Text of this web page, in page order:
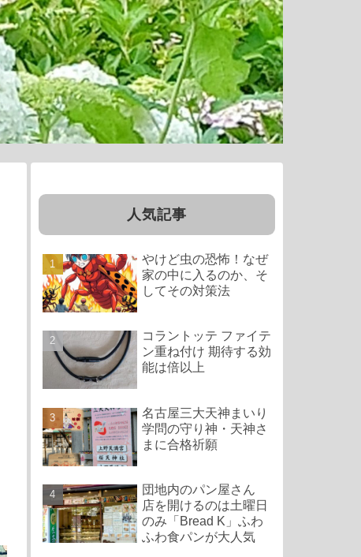
人気記事
やけど虫の恐怖！なぜ
家の中に入るのか、そ
してその対策法
コラントッテ ファイテ
ン重ね付け 期待する効
能は倍以上
名古屋三大天神まいり
学問の守り神・天神さ
まに合格祈願
団地内のパン屋さん
店を開けるのは土曜日
のみ「Bread K」ふわ
ふわ食パンが大人気